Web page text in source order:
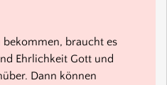
bekommen, braucht es
Ehrlichkeit Gott und
Dann können